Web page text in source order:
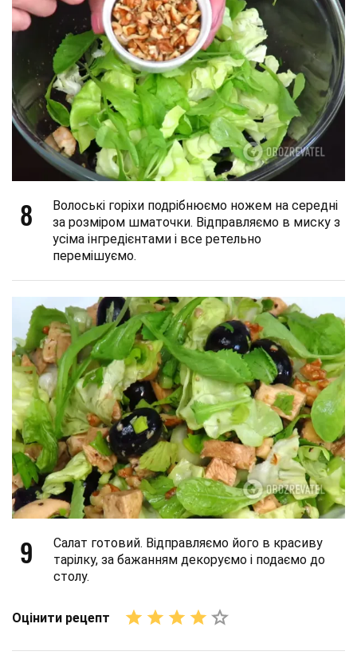
8
Волоські горіхи подрібнюємо ножем на середні
за розміром шматочки. Відправляємо в миску з
усіма інгредієнтами і все ретельно
перемішуємо.
9
Салат готовий. Відправляємо його в красиву
тарілку, за бажанням декоруємо і подаємо до
столу.
Оцінити рецепт